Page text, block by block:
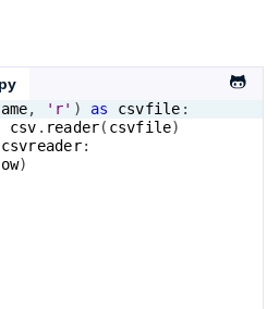
, 'r' ) as csvfile :
csv . reader( csvfile)
csvreader:
)